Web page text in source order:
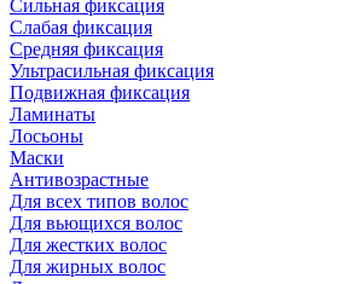
Сильная фиксация
Слабая фиксация
Средняя фиксация
Ультрасильная фиксация
Подвижная фиксация
Ламинаты
Лосьоны
Маски
Антивозрастные
Для всех типов волос
Для вьющихся волос
Для жестких волос
Для жирных волос